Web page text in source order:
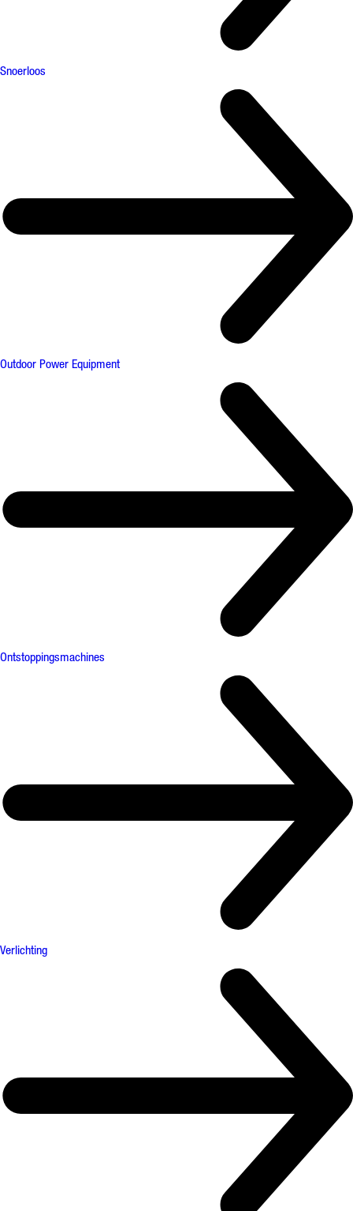
Snoerloos
Outdoor Power Equipment
Ontstoppingsmachines
Verlichting